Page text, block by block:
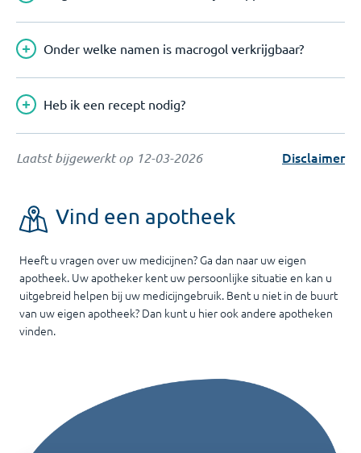
Onder welke namen is macrogol verkrijgbaar?
Heb ik een recept nodig?
Laatst bijgewerkt op 12-03-2026 Disclaimer
Vind een apotheek
Heeft u vragen over uw medicijnen? Ga dan naar uw eigen
apotheek. Uw apotheker kent uw persoonlijke situatie en kan u
uitgebreid helpen bij uw medicijngebruik. Bent u niet in de buurt
van uw eigen apotheek? Dan kunt u hier ook andere apotheken
vinden.